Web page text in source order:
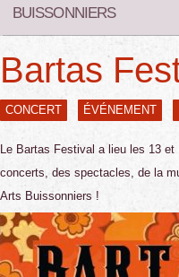
BUISSONNIERS
Bartas
CONCERT ÉVÉNEMENT
Le Bartas Festival a lieu les 13
concerts, des spectacles, de la
Arts Buissonniers !